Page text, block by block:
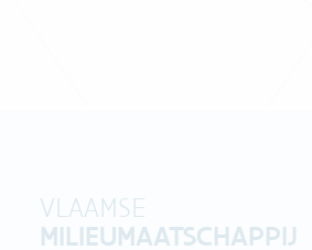
VLAAMSE
MILIEUMAATSCHAPPIJ